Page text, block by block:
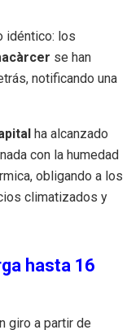
idéntico: los
se han
notificando una
ha alcanzado
con la humedad
obligando a los
climatizados y
hasta 16
giro a partir de